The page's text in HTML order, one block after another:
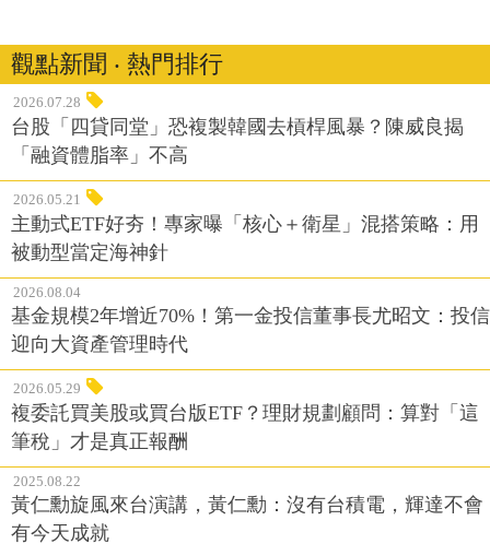
觀點新聞 ‧ 熱門排行
2026.07.28
台股「四貸同堂」恐複製韓國去槓桿風暴？陳威良揭
「融資體脂率」不高
2026.05.21
主動式ETF好夯！專家曝「核心＋衛星」混搭策略：用
被動型當定海神針
2026.08.04
基金規模2年增近70%！第一金投信董事長尤昭文：投信
迎向大資產管理時代
2026.05.29
複委託買美股或買台版ETF？理財規劃顧問：算對「這
筆稅」才是真正報酬
2025.08.22
黃仁勳旋風來台演講，黃仁勳：沒有台積電，輝達不會
有今天成就